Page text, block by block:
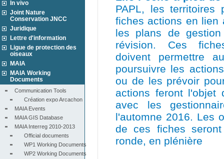
In vivo
Joint Nature
Conservation JNCC
Juridique
Lettre d'information
Ligue de protection des
oiseaux
MAIA
MAIA Working
Documents
Communication Tools
Création expo Arcachon
MAIA Events
MAIA GIS Database
MAIA Interreg 2010-2013
Official documents
WP1 Working Documents
WP2 Working Documents
PAPL, les territoires
fiches actions en lien
les plans de
révision. Ces
doivent permettre
poursuivre les
ou de les prévoir
actions feront l'objet
avec les
l'automne 2016. Les
de ces fiches
ronde, en plénière